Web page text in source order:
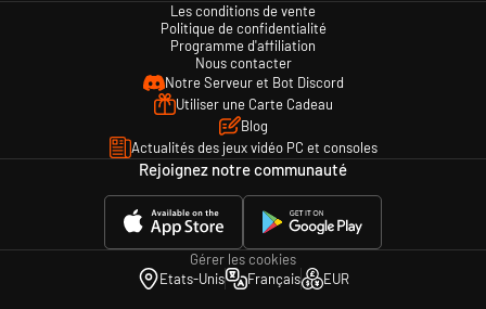
offrant un potentiel supérieur à son espèce. Reproduis ces individus pour
créer des descendants toujours plus puissants
Les conditions de vente
Politique de confidentialité
Programme d'affiliation
Nous contacter
Notre Serveur et Bot Discord
Utiliser une Carte Cadeau
Blog
Actualités des jeux vidéo PC et consoles
Rejoignez notre communauté
Gérer les cookies
Etats-Unis
Français EUR